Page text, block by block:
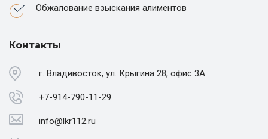
Обжалование взыскания алиментов
Контакты
г. Владивосток, ул. Крыгина 28, офис 3А
+7-914-790-11-29
info@lkr112.ru